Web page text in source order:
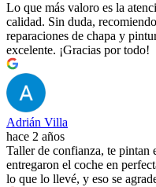
Lo que más valoro es la
calidad. Sin duda,
reparaciones de chapa y
excelente. ¡Gracias por todo!
Adrián Villa
hace 2 años
Taller de confianza, te pintan
entregaron el coche en
lo que lo llevé, y eso se